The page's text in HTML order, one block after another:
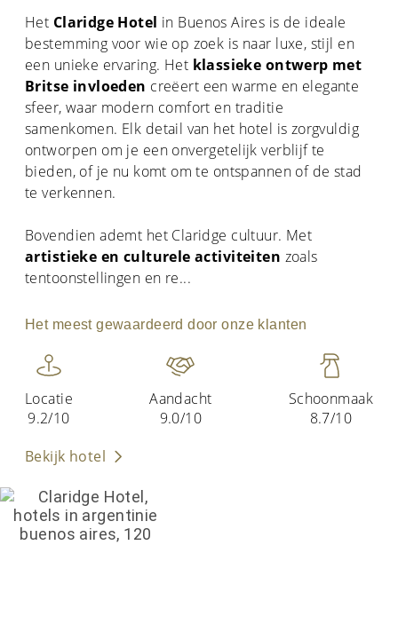
Het Claridge Hotel in Buenos Aires is de ideale
bestemming voor wie op zoek is naar luxe, stijl en
een unieke ervaring. Het klassieke ontwerp met
Britse invloeden creëert een warme en elegante
sfeer, waar modern comfort en traditie
samenkomen. Elk detail van het hotel is zorgvuldig
ontworpen om je een onvergetelijk verblijf te
bieden, of je nu komt om te ontspannen of de stad
te verkennen.
Bovendien ademt het Claridge cultuur. Met
artistieke en culturele activiteiten zoals
tentoonstellingen en re...
Het meest gewaardeerd door onze klanten
Locatie
9.2/10
Aandacht
9.0/10
Schoonmaak
8.7/10
Bekijk hotel